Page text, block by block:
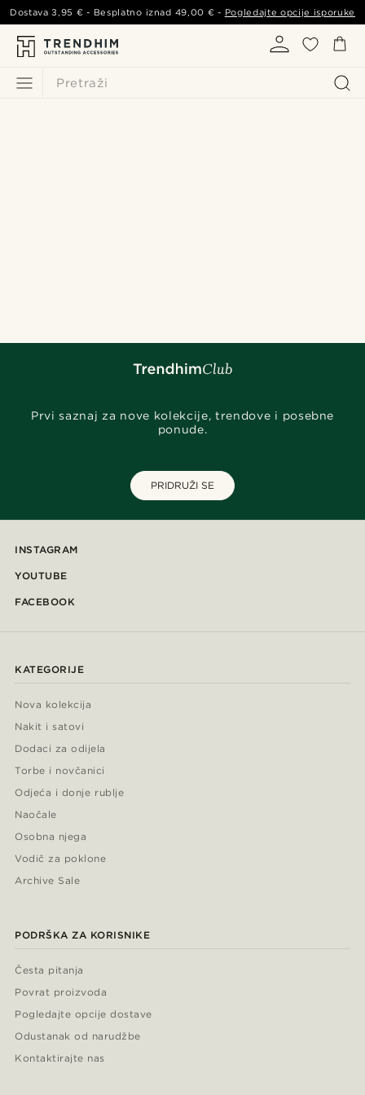
Pretraži
Dostava3,95 € - Besplatno iznad 49,00 € - Pogledajte opcije isporuke
Prvi saznaj za nove kolekcije, trendove i posebne
ponude.
PRIDRUŽI SE
INSTAGRAM
YOUTUBE
FACEBOOK
KATEGORIJE
Nova kolekcija
Nakit i satovi
Dodaci za odijela
Torbe i novčanici
Odjeća i donje rublje
Naočale
Osobna njega
Vodič za poklone
Archive Sale
PODRŠKA ZA KORISNIKE
Česta pitanja
Povrat proizvoda
Pogledajte opcije dostave
Odustanak od narudžbe
Kontaktirajte nas